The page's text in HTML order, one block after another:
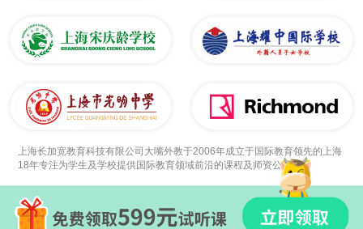
上海长加宽教育科技有限公司大嘴外教于2006年成立于国际教育领先的上海
18年专注为学生及学校提供国际教育领域前沿的课程及师资公司。